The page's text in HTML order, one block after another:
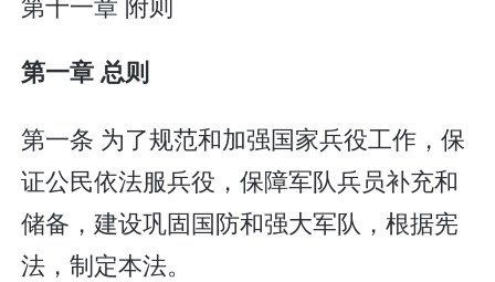
第一章 总则
第一条 为了规范和加强国家兵役工作，保
证公民依法服兵役，保障军队兵员补充和
储备，建设巩固国防和强大军队，根据宪
法，制定本法。